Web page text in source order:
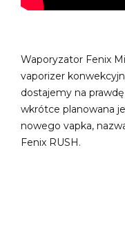
Waporyzator Fenix
vaporizer
dostajemy na
wkrótce planowana
nowego vapka,
Fenix RUSH.